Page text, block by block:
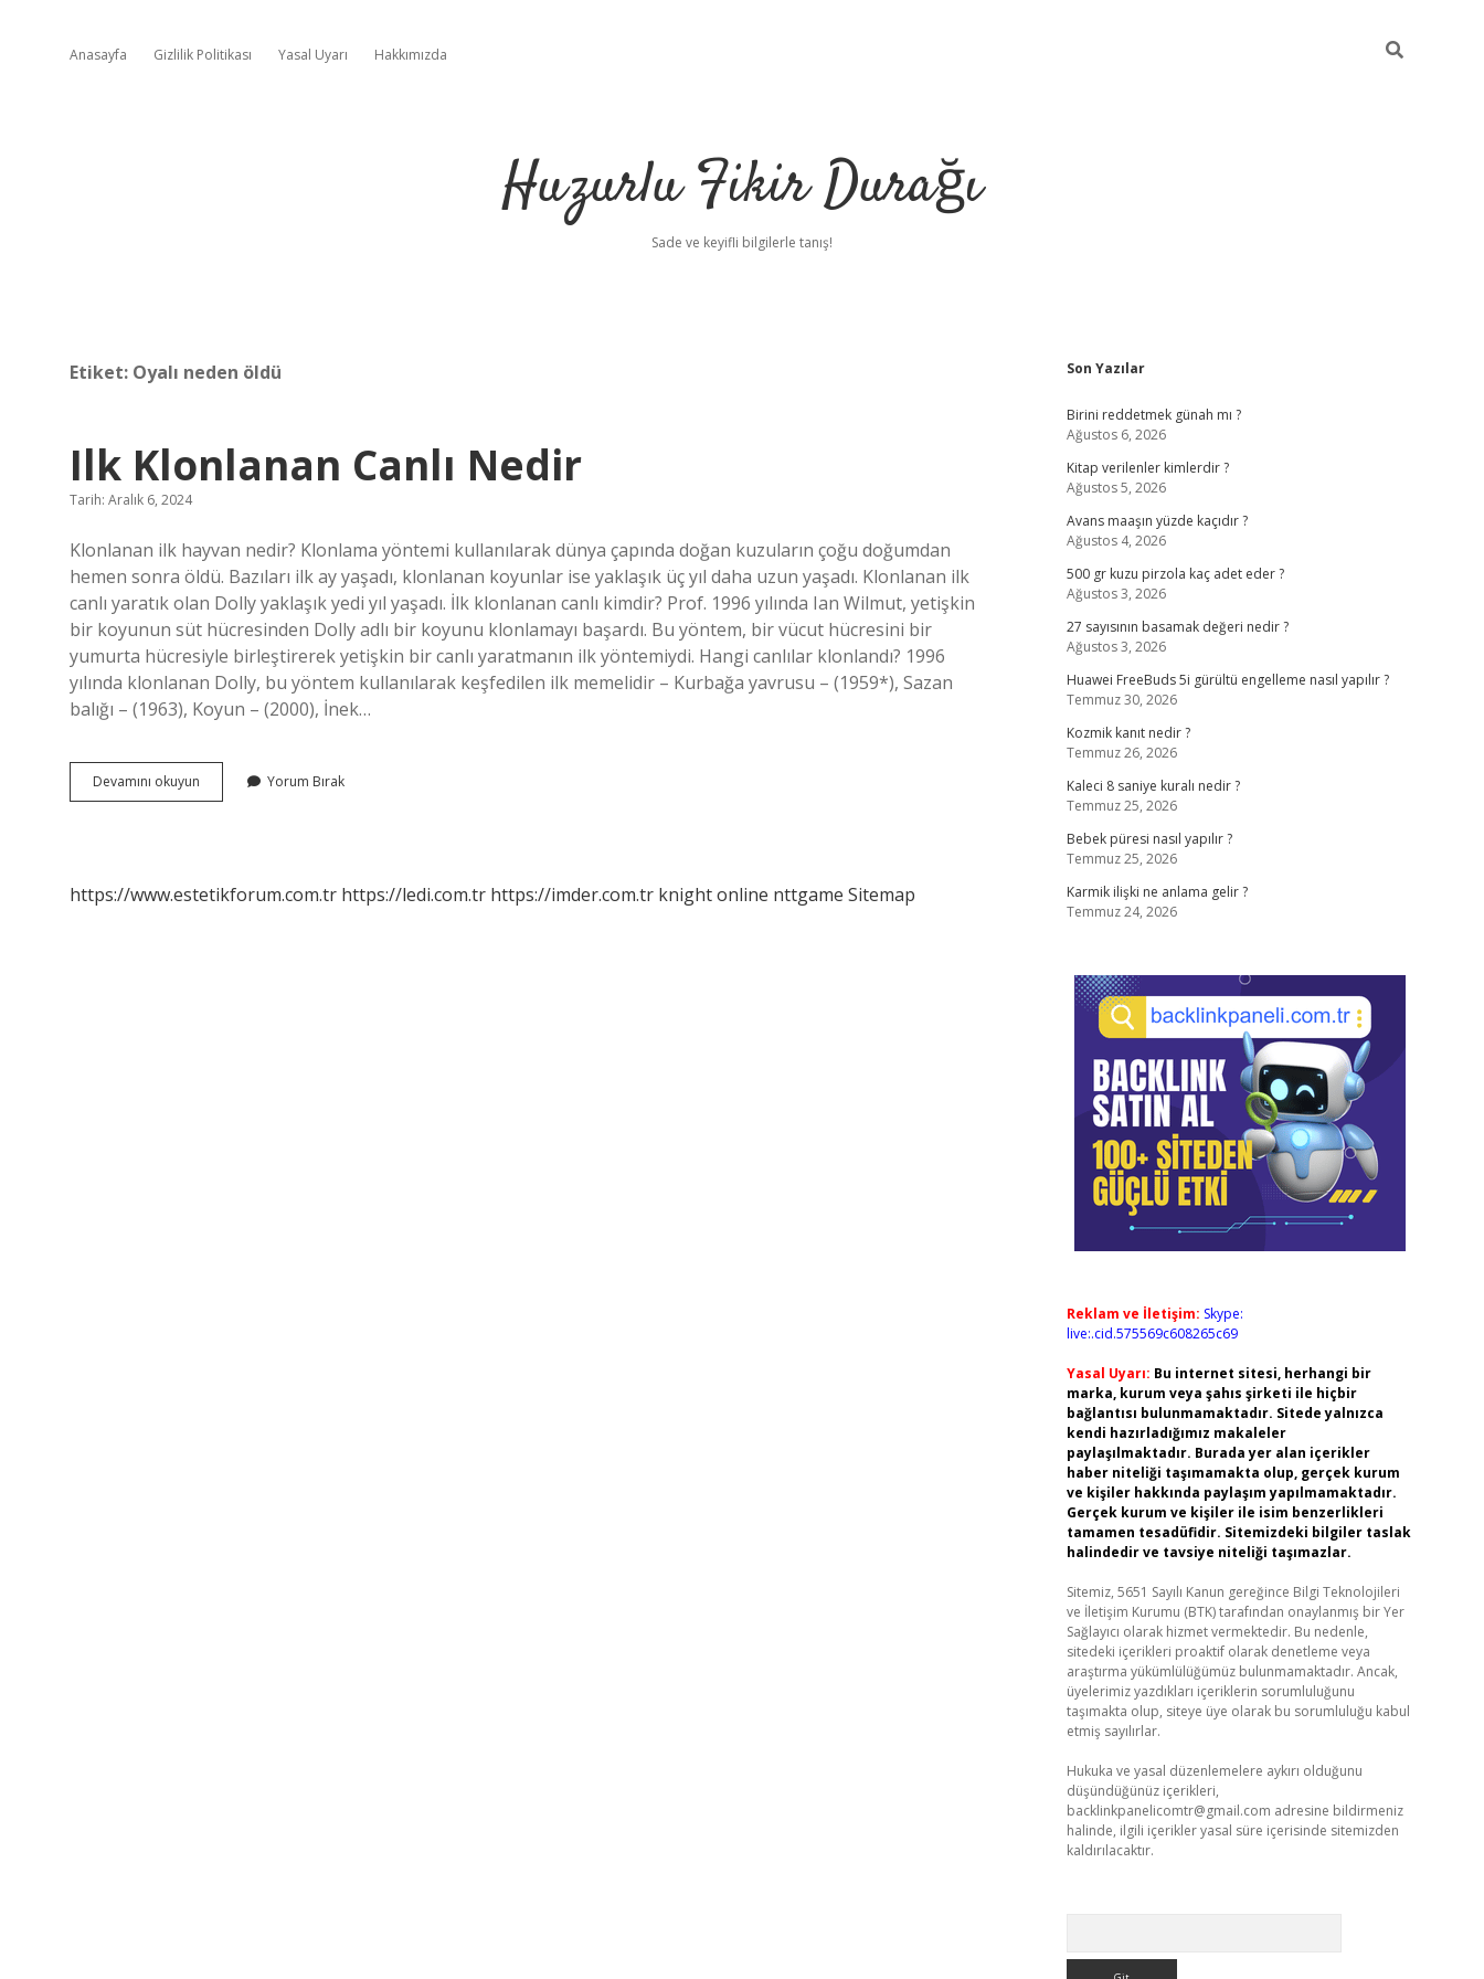
Anasayfa Gizlilik Politikası Yasal Uyarı Hakkımızda
Huzurlu Fikir Durağı
Sade ve keyifli bilgilerle tanış!
Etiket: Oyalı neden öldü
Ilk Klonlanan Canlı Nedir
Tarih: Aralık 6, 2024
Klonlanan ilk hayvan nedir? Klonlama yöntemi kullanılarak dünya çapında doğan kuzuların çoğu doğumdan
hemen sonra öldü. Bazıları ilk ay yaşadı, klonlanan koyunlar ise yaklaşık üç yıl daha uzun yaşadı. Klonlanan ilk
canlı yaratık olan Dolly yaklaşık yedi yıl yaşadı. İlk klonlanan canlı kimdir? Prof. 1996 yılında Ian Wilmut, yetişkin
bir koyunun süt hücresinden Dolly adlı bir koyunu klonlamayı başardı. Bu yöntem, bir vücut hücresini bir
yumurta hücresiyle birleştirerek yetişkin bir canlı yaratmanın ilk yöntemiydi. Hangi canlılar klonlandı? 1996
yılında klonlanan Dolly, bu yöntem kullanılarak keşfedilen ilk memelidir – Kurbağa yavrusu – (1959*), Sazan
balığı – (1963), Koyun – (2000), İnek…
Devamını okuyun
Klonlanan
Yorum Bırak
https://www.estetikforum.com.tr https://ledi.com.tr https://imder.com.tr knight online nttgame Sitemap
Sidebar
Son Yazılar
Birini reddetmek günah mı ?
Ağustos 6, 2026
Kitap verilenler kimlerdir ?
Ağustos 5, 2026
Avans maaşın yüzde kaçıdır ?
Ağustos 4, 2026
500 gr kuzu pirzola kaç adet eder ?
Ağustos 3, 2026
27 sayısının basamak değeri nedir ?
Ağustos 3, 2026
Huawei FreeBuds 5i gürültü engelleme nasıl yapılır ?
Temmuz 30, 2026
Kozmik kanıt nedir ?
Temmuz 26, 2026
Kaleci 8 saniye kuralı nedir ?
Temmuz 25, 2026
Bebek püresi nasıl yapılır ?
Temmuz 25, 2026
Karmik ilişki ne anlama gelir ?
Temmuz 24, 2026
Reklam ve İletişim: Skype:
live:.cid.575569c608265c69
Yasal Uyarı: Bu internet sitesi, herhangi bir
marka, kurum veya şahıs şirketi ile hiçbir
bağlantısı bulunmamaktadır. Sitede yalnızca
kendi hazırladığımız makaleler
paylaşılmaktadır. Burada yer alan içerikler
haber niteliği taşımamakta olup, gerçek kurum
ve kişiler hakkında paylaşım yapılmamaktadır.
Gerçek kurum ve kişiler ile isim benzerlikleri
tamamen tesadüfidir. Sitemizdeki bilgiler taslak
halindedir ve tavsiye niteliği taşımazlar.
Sitemiz, 5651 Sayılı Kanun gereğince Bilgi Teknolojileri
ve İletişim Kurumu (BTK) tarafından onaylanmış bir Yer
Sağlayıcı olarak hizmet vermektedir. Bu nedenle,
sitedeki içerikleri proaktif olarak denetleme veya
araştırma yükümlülüğümüz bulunmamaktadır. Ancak,
üyelerimiz yazdıkları içeriklerin sorumluluğunu
taşımakta olup, siteye üye olarak bu sorumluluğu kabul
etmiş sayılırlar.
Hukuka ve yasal düzenlemelere aykırı olduğunu
düşündüğünüz içerikleri,
backlinkpanelicomtr@gmail.com adresine bildirmeniz
halinde, ilgili içerikler yasal süre içerisinde sitemizden
kaldırılacaktır.
ilbet giriş